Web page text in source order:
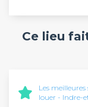
Ce lieu
Les meilleures
louer - Indre-